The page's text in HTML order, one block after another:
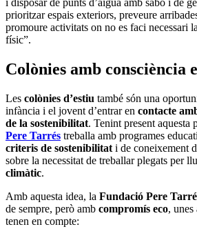
i disposar de punts d’aigua amb sabó i de
prioritzar espais exteriors, preveure
promoure activitats on no es faci necessari
físic”.
Colònies amb consciència
Les colònies d’estiu també són una
infància i el jovent d’entrar en contacte
de la sostenibilitat. Tenint present aquesta
Pere Tarrés treballa amb programes
criteris de sostenibilitat i de coneixement
sobre la necessitat de treballar plegats per
climàtic.
Amb aquesta idea, la Fundació Pere
de sempre, però amb compromís eco, unes
tenen en compte: